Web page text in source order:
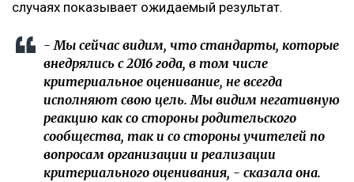
случаях показывает ожидаемый результат.
- Мы сейчас видим, что стандарты, которые
внедрялись с 2016 года, в том числе
критериальное оценивание, не всегда
исполняют свою цель. Мы видим негативную
реакцию как со стороны родительского
сообщества, так и со стороны учителей по
вопросам организации и реализации
критериального оценивания, - сказала она.